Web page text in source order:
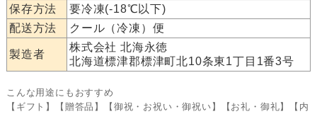
保存方法
要冷凍(-18℃以下)
配送方法
クール（冷凍）便
製造者
株式会社 北海永徳
北海道標津郡標津町北10条東1丁目1番3号
こんな用途にもおすすめ
【ギフト】【贈答品】【御祝・お祝い・御祝い】【お礼・御礼】【内